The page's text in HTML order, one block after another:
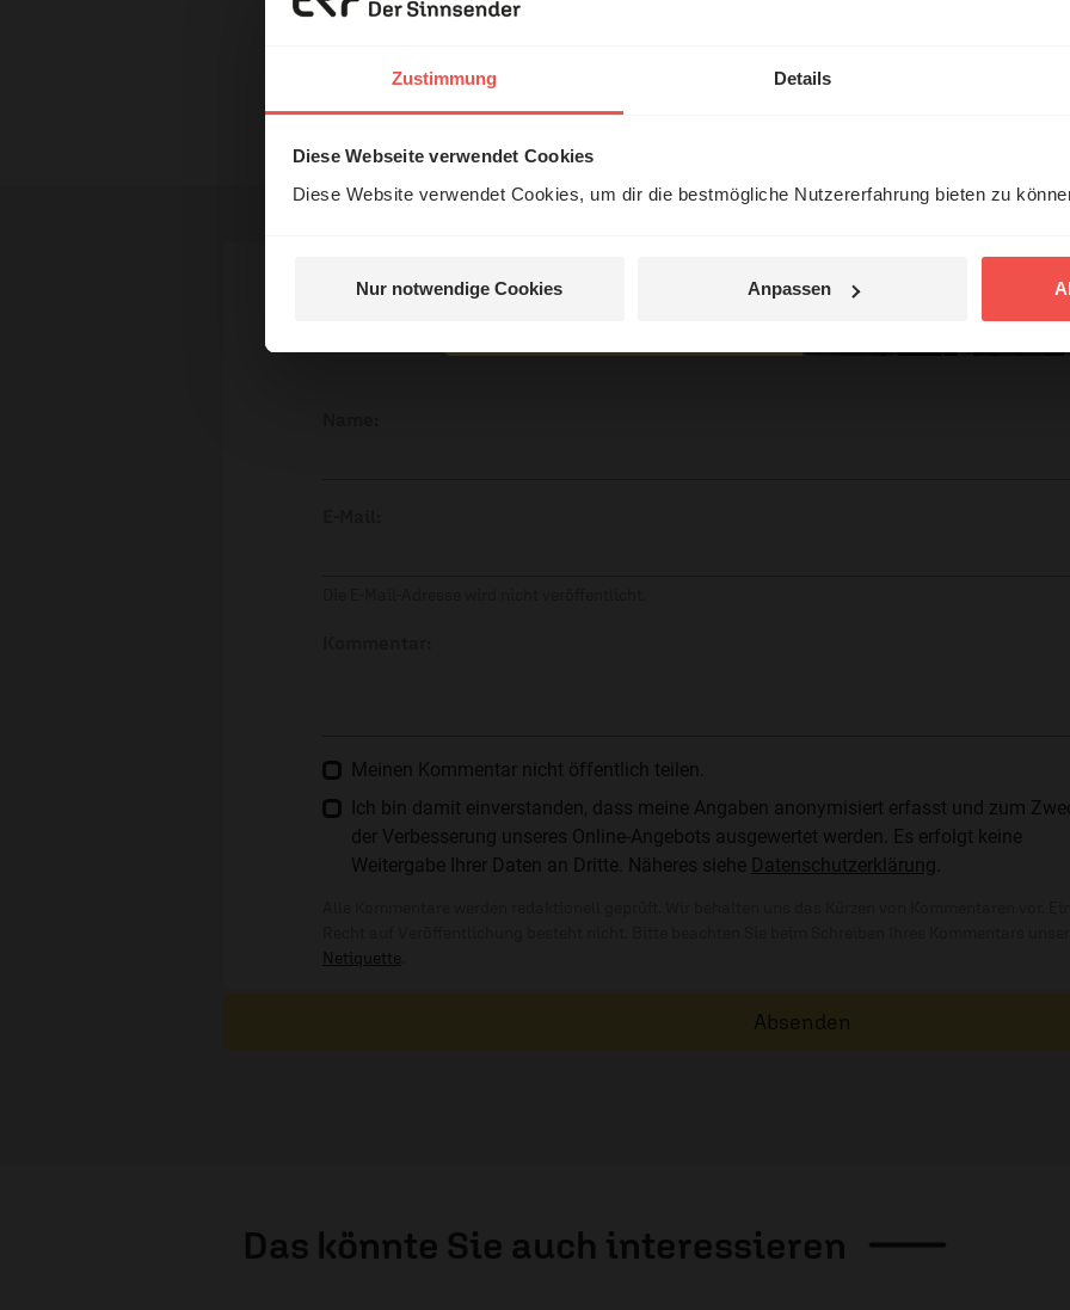
Zustimmung Details
Diese Webseite verwendet Cookies
Diese Website verwendet Cookies, um dir die bestmögliche Nutzererfahrung bieten zu
Nur notwendige Cookies Anpassen
Universitätsseite Prof. Zimmerling
Nutzungsrechte
Meinen Kommentar nicht öffentlich teilen.
Ich bin damit einverstanden, dass meine Angaben anonymisiert erfasst und zum
der Verbesserung unseres Online-Angebots ausgewertet werden. Es erfolgt keine
Weitergabe Ihrer Daten an Dritte. Näheres siehe Datenschutzerklärung
Netiquette
Absenden
Das könnte Sie auch interessieren
Erzähl mal!
Das erleben unsere Hörerinnen
und Hörer mit Gott ...
Jetzt Geschichten